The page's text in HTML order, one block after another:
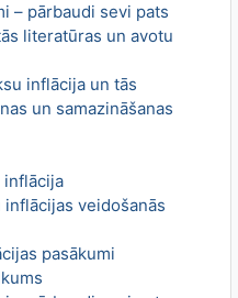
– pārbaudi sevi pats
literatūras un avotu
inflācija un tās
un samazināšanas
inflācija
inflācijas veidošanās
pasākumi